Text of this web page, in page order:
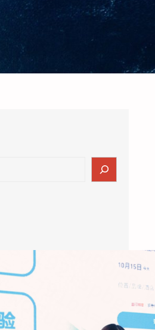
上海国际酒店展E7馆，一场
形态的集中展示引发了行业广